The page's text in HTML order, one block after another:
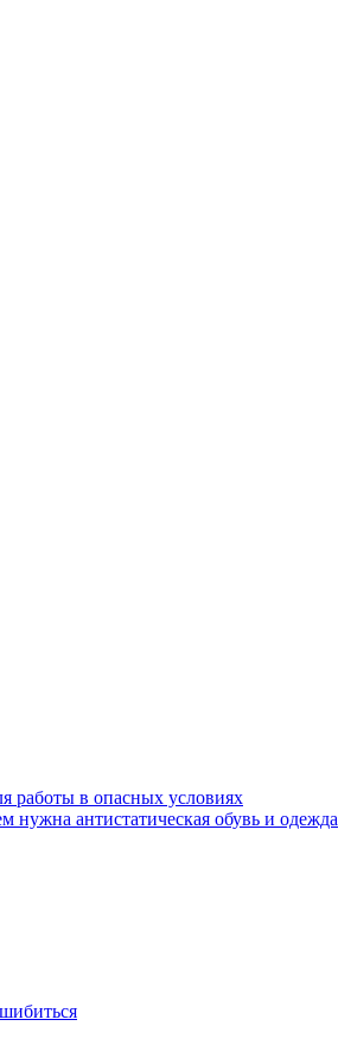
работы в опасных условиях
нужна антистатическая обувь и одежда